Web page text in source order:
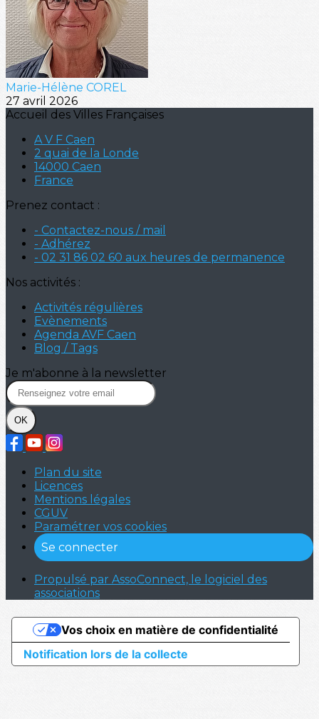
Marie-Hélène COREL
27 avril 2026
Accueil des Villes Françaises
A V F Caen
2 quai de la Londe
14000 Caen
France
Prenez contact :
- Contactez-nous / mail
- Adhérez
- 02 31 86 02 60 aux heures de permanence
Nos activités :
Activités régulières
Evènements
Agenda AVF Caen
Blog / Tags
Je m'abonne à la newsletter
OK
Plan du site
Licences
Mentions légales
CGUV
Paramétrer vos cookies
Se connecter
Propulsé par AssoConnect, le logiciel des
associations
Notification lors de la collecte
Vos choix en matière de confidentialité